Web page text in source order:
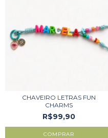
CHAVEIRO LETRAS FUN
CHARMS
R$99,90
COMPRAR